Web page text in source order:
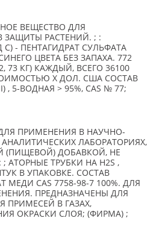
ВЕЩЕСТВО ДЛЯ
ЗАЩИТЫ РАСТЕНИЙ. ; :
С) - ПЕНТАГИДРАТ СУЛЬФАТА
ЦВЕТА БЕЗ ЗАПАХА. 772
73 КГ) КАЖДЫЙ, ВСЕГО 36100
X ДОЛ. США СОСТАВ
5-ВОДНАЯ > 95%, CAS № 77;
ПРИМЕНЕНИЯ В НАУЧНО-
ЛАБОРАТОРИЯХ,
(ПИЩЕВОЙ) ДОБАВКОЙ, НЕ
АТОРНЫЕ ТРУБКИ НА H2S ,
В УПАКОВКЕ. СОСТАВ
CAS 7758-98-7 100%. ДЛЯ
ПРЕДНАЗНАЧЕНЫ ДЛЯ
ПРИМЕСЕЙ В ГАЗАХ,
ОКРАСКИ СЛОЯ; (ФИРМА) ;